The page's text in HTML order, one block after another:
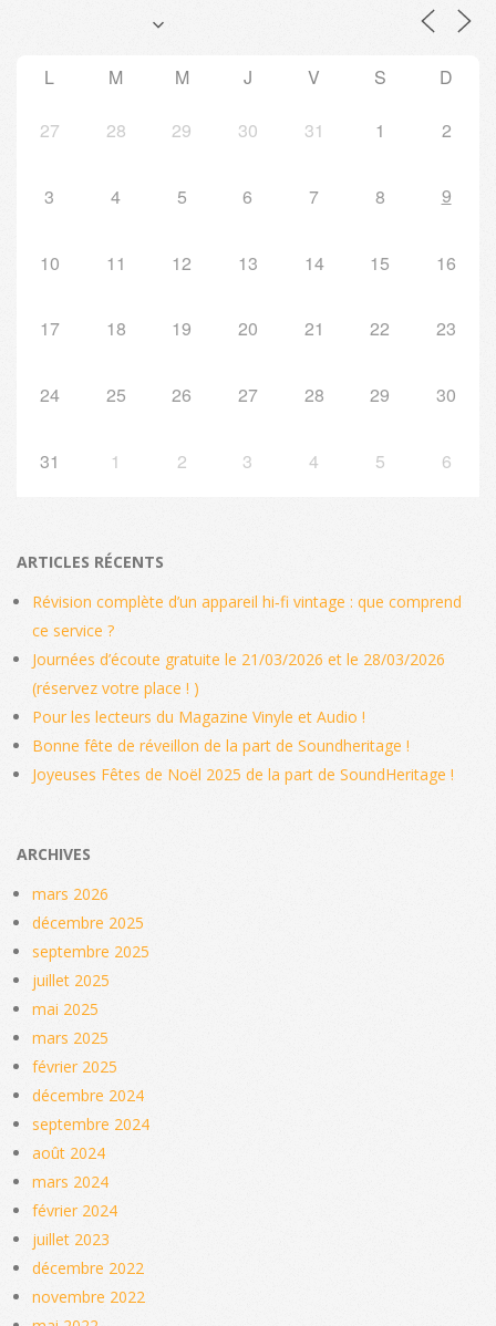
L M M J V S D
27 28 29 30 31 1 2
3 4 5 6 7 8 9
10 11 12 13 14 15 16
17 18 19 20 21 22 23
24 25 26 27 28 29 30
31 1 2 3 4 5 6
ARTICLES RÉCENTS
Révision complète d’un appareil hi‑fi vintage : que comprend
ce service ?
Journées d’écoute gratuite le 21/03/2026 et le 28/03/2026
(réservez votre place ! )
Pour les lecteurs du Magazine Vinyle et Audio !
Bonne fête de réveillon de la part de Soundheritage !
Joyeuses Fêtes de Noël 2025 de la part de SoundHeritage !
ARCHIVES
mars 2026
décembre 2025
septembre 2025
juillet 2025
mai 2025
mars 2025
février 2025
décembre 2024
septembre 2024
août 2024
mars 2024
février 2024
juillet 2023
décembre 2022
novembre 2022